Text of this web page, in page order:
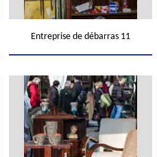
Entreprise de débarras 11